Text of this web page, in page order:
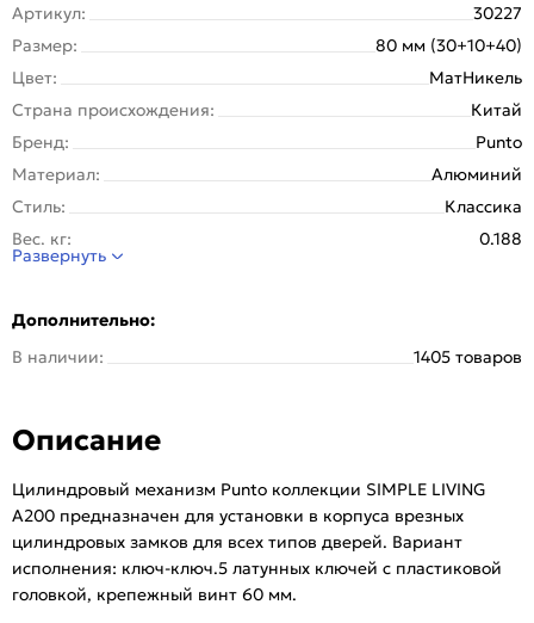
Артикул:
30227
Размер:
80 мм (30+10+40)
Цвет:
МатНикель
Страна происхождения:
Китай
Бренд:
Punto
Материал:
Алюминий
Стиль:
Классика
Вес, кг:
0.188
Гарантия (лет):
Класс безопасности:
Материал ключа:
Латунь
Материал вертушки:
Количество пинов:
Комплектация вертушкой:
Комплектующие:
5 латунных ключей с пластиковой
головкой, крепежный винт 60 мм.
Развернуть
Дополнительно:
В наличии:
1405 товаров
Описание
Цилиндровый механизм Punto коллекции SIMPLE LIVING
A200 предназначен для установки в корпуса врезных
цилиндровых замков для всех типов дверей. Вариант
исполнения: ключ-ключ.5 латунных ключей с пластиковой
головкой, крепежный винт 60 мм.